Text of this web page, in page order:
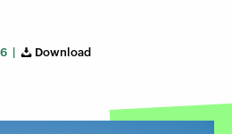
| Download